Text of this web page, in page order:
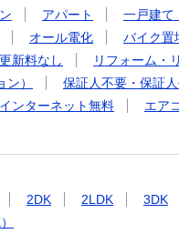
アパート 一戸建て
オール電化 バイク置
更新料なし
リフォーム・
）
保証人不要・保証
インターネット無料 エア
2DK 2LDK 3DK